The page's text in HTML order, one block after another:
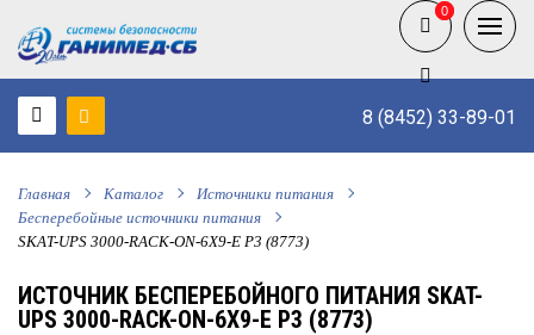
8 (8452) 33-89-01
0
0
Главная Каталог
Источники питания
Бесперебойные источники питания
SKAT-UPS 3000-RACK-ON-6X9-E P3 (8773)
ИСТОЧНИК БЕСПЕРЕБОЙНОГО ПИТАНИЯ SKAT-
UPS 3000-RACK-ON-6X9-E P3 (8773)